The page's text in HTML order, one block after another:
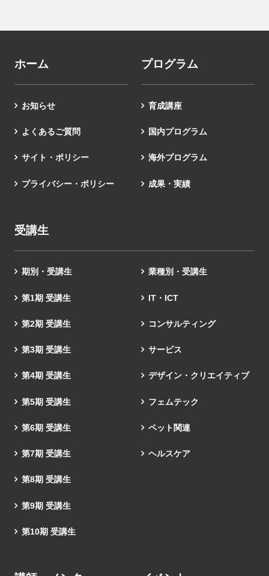
ホーム
お知らせ
よくあるご質問
サイト・ポリシー
プライバシー・ポリシー
プログラム
育成講座
国内プログラム
海外プログラム
成果・実績
受講生
期別・受講生
第1期 受講生
第2期 受講生
第3期 受講生
第4期 受講生
第5期 受講生
第6期 受講生
第7期 受講生
第8期 受講生
第9期 受講生
第10期 受講生
業種別・受講生
IT・ICT
コンサルティング
サービス
デザイン・クリエイティブ
フェムテック
ペット関連
ヘルスケア